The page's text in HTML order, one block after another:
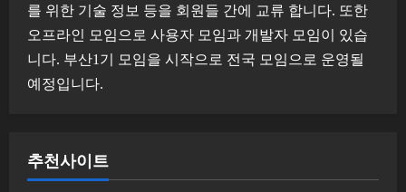
를 위한 기술 정보 등을 회원들 간에 교류 합니다. 또한
오프라인 모임으로 사용자 모임과 개발자 모임이 있습
니다. 부산1기 모임을 시작으로 전국 모임으로 운영될
예정입니다.
추천사이트